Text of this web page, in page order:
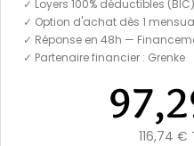
✓ Loyers 100% déductibles (BIC)
✓ Option d'achat dès 1
✓ Réponse en 48h —
✓ Partenaire financier : Grenke
116,74 €